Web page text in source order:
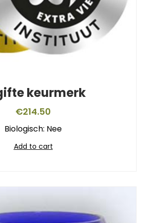
keurmerk
€214.50
Biologisch: Nee
Add to cart